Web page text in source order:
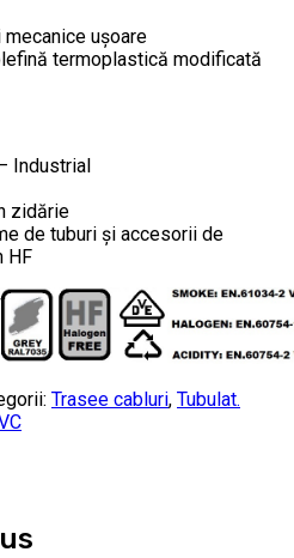
ușoare
termoplastică modificată
Industrial
zidărie
de tuburi și accesorii de
HF
Trasee cabluri, Tubulat.